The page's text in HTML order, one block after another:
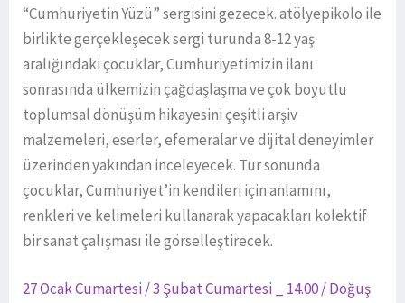
“Cumhuriyetin Yüzü” sergisini gezecek. atölyepikolo ile
birlikte gerçekleşecek sergi turunda 8-12 yaş
aralığındaki çocuklar, Cumhuriyetimizin ilanı
sonrasında ülkemizin çağdaşlaşma ve çok boyutlu
toplumsal dönüşüm hikayesini çeşitli arşiv
malzemeleri, eserler, efemeralar ve dijital deneyimler
üzerinden yakından inceleyecek. Tur sonunda
çocuklar, Cumhuriyet’in kendileri için anlamını,
renkleri ve kelimeleri kullanarak yapacakları kolektif
bir sanat çalışması ile görselleştirecek.
27 Ocak Cumartesi / 3 Şubat Cumartesi _ 14.00 / Doğuş